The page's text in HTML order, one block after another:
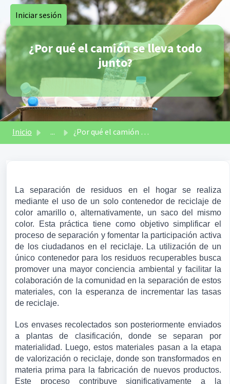
Saltar al contenido principal
Iniciar sesión
¿Por qué el camión se lleva todo
junto?
Inicio ... ¿Por qué el camión se lleva todo junto?
La separación de residuos en el hogar se realiza
mediante el uso de un solo contenedor de reciclaje de
color amarillo o, alternativamente, un saco del mismo
color. Esta práctica tiene como objetivo simplificar el
proceso de separación y fomentar la participación activa
de los ciudadanos en el reciclaje. La utilización de un
único contenedor para los residuos recuperables busca
promover una mayor conciencia ambiental y facilitar la
colaboración de la comunidad en la separación de estos
materiales, con la esperanza de incrementar las tasas
de reciclaje.
Los envases recolectados son posteriormente enviados
a plantas de clasificación, donde se separan por
materialidad. Luego, estos materiales pasan a la etapa
de valorización o reciclaje, donde son transformados en
materia prima para la fabricación de nuevos productos.
Este proceso contribuye significativamente a la